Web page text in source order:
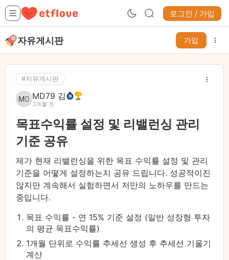
로그인 / 가입
자유게시판 가입
#자유게시판
MD79 김
3개월 전
목표수익률 설정 및 리밸런싱 관리
기준 공유
제가 현재 리밸런싱을 위한 목표 수익률 설정 및 관리
기준을 어떻게 설정하는지 공유 드립니다. 성공적이진
않지만 계속해서 실험하면서 저만의 노하우를 만드는
중입니다.
목표 수익률 - 연 15% 기준 설정 (일반 성장형 투자
의 평균 목표수익률)
1개월 단위로 수익률 추세선 생성 후 추세선 기울기
계산